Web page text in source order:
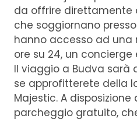
da offrire direttamente
che soggiornano presso
hanno accesso ad una
ore su 24, un concierge
Il viaggio a Budva sarà
se approfitterete della
Majestic. A
parcheggio gratuito,